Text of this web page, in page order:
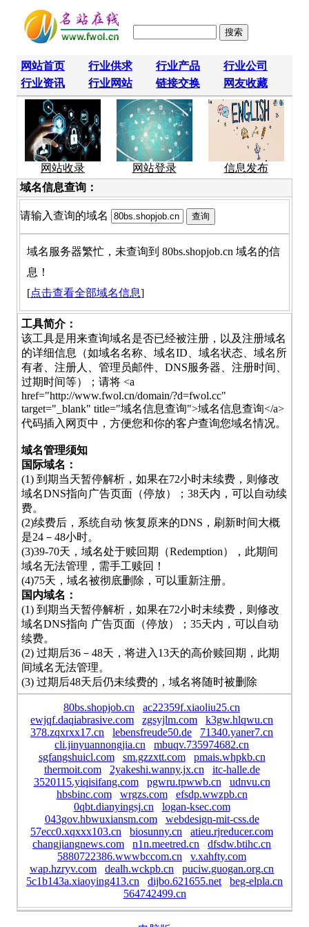
网站首页 行业供求 行业产品
行业公司
行业资讯
行业网站 链接交换 网友收藏
网站收录 网站登录
信息发布
域名信息查询：
请输入查询的域名
域名服务器繁忙，未查询到 80bs.shopjob.cn 域名的信
息！
[点击查看全部域名信息]
工具简介：
该工具是用来查询域名是否已经被注册，以及注册域名
的详细信息（如域名名称、域名ID、域名状态、域名所
有者、注册人、管理员邮件、DNS服务器、注册时间、
过期时间等）；请将 <a
href="http://www.fwol.cn/domain/?d=fwol.cc"
target="_blank" title="域名信息查询">域名信息查询</a>
代码插入网页中，方便您和你的客户查询您域名情况。
域名管理须知
国际域名：
(1) 到期当天暂停解析，如果在72小时未续费，则修改
域名DNS指向广告页面（停放）；38天内，可以自动续
费。
(2)续费后，系统自动 恢复原来的DNS，刷新时间大概
是24－48小时。
(3)39-70天，域名处于赎回期（Redemption），此期间
域名无法管理，需手工赎回！
(4)75天，域名被彻底删除，可以重新注册。
国内域名：
(1) 到期当天暂停解析，如果在72小时未续费，则修改
域名DNS指向 广告页面（停放）；35天内，可以自动
续费。
(2) 过期后36－48天，将进入13天的高价赎回期，此期
间域名无法管理。
(3) 过期后48天后仍未续费的，域名将随时被删除
80bs.shopjob.cn
ac22359f.xiaoliu25.cn
ewjqf.daqiabrasive.com
zgsyjlm.com
k3gw.hlqwu.cn
378.zqxrxx17.cn
lebensfreude50.de
71340.yaner7.cn
cli.jinyuannongjia.cn
mbuqv.735974682.cn
sgfangshuicl.com
sm.gzzxtt.com
pmais.whpkb.cn
thermoit.com
2yakeshi.wanny.jx.cn
itc-halle.de
3520115.yiqisifang.com
pgwru.tpwwb.cn
udnvu.cn
hbsbinc.com
wrgzs.com
efsdp.wwzpb.cn
0qbt.dianyingsj.cn
logan-ksec.com
043gov.hbwuxiansm.com
webdesign-mit-css.de
57ecc0.xqxxx103.cn
biosunny.cn
atieu.rjreducer.com
changjiangnews.com
n1n.meetred.cn
dfsdw.btihc.cn
5880722386.wwwbccom.cn
v.xahfty.com
wap.hzryv.com
dealh.wckpb.cn
puciw.guogan.org.cn
5c1b143a.xiaoying413.cn
dijbo.621655.net
beg-elpla.cn
564742499.cn